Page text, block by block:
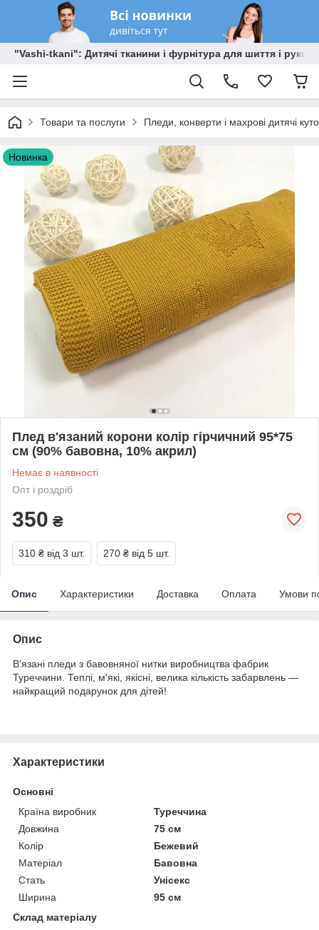
"Vashi-tkani": Дитячі тканини і фурнітура для шиття і
Товари та послуги Пледи, конверти і махрові дитячі
Новинка
Плед в'язаний корони колір гірчичний 95*75
см (90% бавовна, 10% акрил)
Немає в наявності
Опт і роздріб
350 ₴
310 ₴ від 3 шт. 270 ₴ від 5 шт.
Опис Характеристики Доставка Оплата Умови
Опис
В'язані пледи з бавовняної нитки виробництва фабрик
Туреччини. Теплі, м'які, якісні, велика кількість забарвлень —
найкращий подарунок для дітей!
Характеристики
Основні
Країна виробник
Туреччина
Довжина
75 см
Колір
Бежевий
Матеріал
Бавовна
Стать
Унісекс
Ширина
95 см
Склад матеріалу